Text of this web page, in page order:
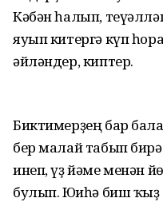
Кәбән һалып,
яуып китергә күп
әйләндер, киптер.
Биктимерҙең бар
бер малай табып
инеп, үҙ йәме менән
булып. Юғиһә биш ҡыҙ